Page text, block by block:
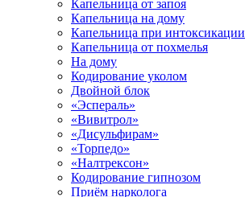
Капельница от запоя
Капельница на дому
Капельница при интоксикации
Капельница от похмелья
На дому
Кодирование уколом
Двойной блок
«Эспераль»
«Вивитрол»
«Дисульфирам»
«Торпедо»
«Налтрексон»
Кодирование гипнозом
Приём нарколога